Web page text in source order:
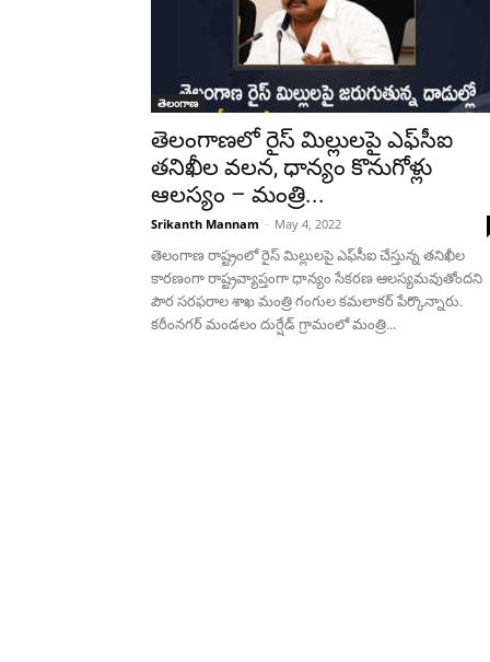
తెలంగాణ
తెలంగాణలో రైస్‌ మిల్లుల‌పై ఎఫ్‌సీఐ
త‌నిఖీల‌ వలన, ధాన్యం కొనుగోళ్లు
ఆలస్యం – మంత్రి...
Srikanth Mannam - May 4, 2022
తెలంగాణ రాష్ట్రంలో రైస్ ‌మిల్లులపై ఎఫ్‌సీఐ చేస్తున్న తనిఖీల
కారణంగా రాష్ట్రవ్యాప్తంగా ధాన్యం సేకరణ ఆలస్యమవుతోందని
పౌర సరఫరాల శాఖ మంత్రి గంగుల క‌మ‌లాక‌ర్ పేర్కొన్నారు.
కరీంనగర్ మండలం దుర్షేడ్ గ్రామంలో మంత్రి...